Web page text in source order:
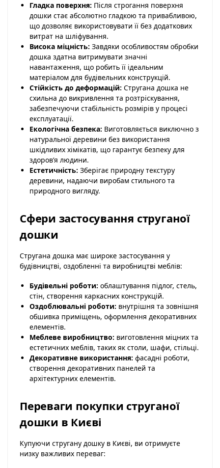
Гладка поверхня: Після строгання поверхня
дошки стає абсолютно гладкою та привабливою,
що дозволяє використовувати її без додаткових
витрат на шліфування.
Висока міцність: Завдяки особливостям обробки
дошка здатна витримувати значні
навантаження, що робить її ідеальним
матеріалом для будівельних конструкцій.
Стійкість до деформацій: Стругана дошка не
схильна до викривлення та розтріскування,
забезпечуючи стабільність розмірів у процесі
експлуатації.
Екологічна безпека: Виготовляється виключно з
натуральної деревини без використання
шкідливих хімікатів, що гарантує безпеку для
здоров’я людини.
Естетичність: Зберігає природну текстуру
деревини, надаючи виробам стильного та
природного вигляду.
Сфери застосування струганої
дошки
Стругана дошка має широке застосування у
будівництві, оздобленні та виробництві меблів:
Будівельні роботи: облаштування підлог, стель,
стін, створення каркасних конструкцій.
Оздоблювальні роботи: внутрішня та зовнішня
обшивка приміщень, оформлення декоративних
елементів.
Меблеве виробництво: виготовлення міцних та
естетичних меблів, таких як столи, шафи, стільці.
Декоративне використання: фасадні роботи,
створення декоративних панелей та
архітектурних елементів.
Переваги покупки струганої
дошки в Києві
Купуючи стругану дошку в Києві, ви отримуєте
низку важливих переваг: